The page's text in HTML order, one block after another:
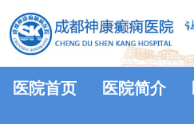
医院首页 医院简介